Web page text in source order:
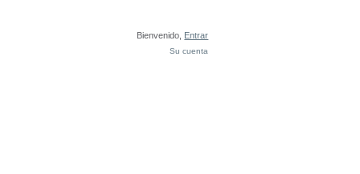
Bienvenido,
Entrar
Su cuenta